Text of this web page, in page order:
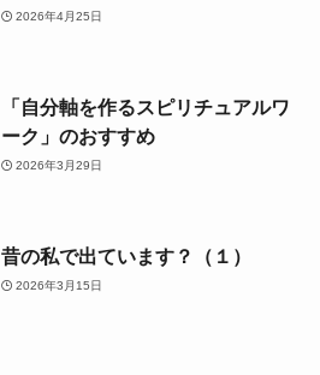
2026年4月25日
「自分軸を作るスピリチュアルワ
ーク」のおすすめ
2026年3月29日
昔の私で出ています？（１）
2026年3月15日